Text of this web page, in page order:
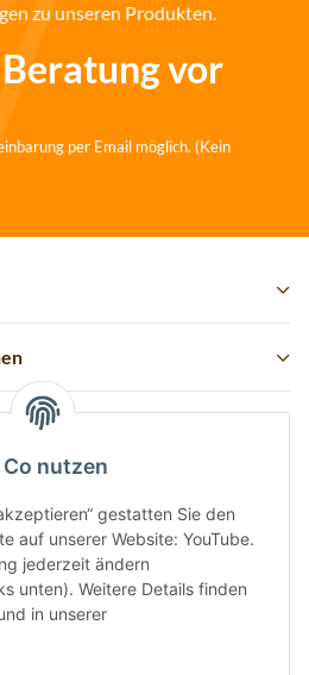
nutzen
gestatten Sie den
auf unserer Website: YouTube.
jederzeit ändern
unten). Weitere Details finden
in unserer
zu unseren Produkten.
vor
per Email möglich. (Kein
widerrufen